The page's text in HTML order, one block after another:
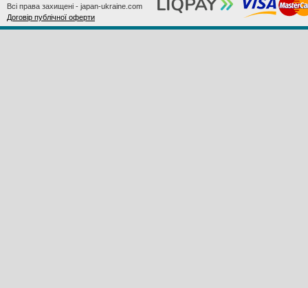
Всі права захищені - japan-ukraine.com
Договір публічної оферти